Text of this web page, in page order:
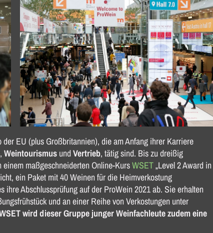
EU (plus Großbritannien), die am Anfang ihrer Karriere
, Weintourismus und Vertrieb, tätig sind. Bis zu dreißig
maßgeschneiderten Online-KursWSET„Level 2 Award in
ein Paket mit 40 Weinen für die Heimverkostung
Abschlussprüfung auf der ProWein 2021 ab. Sie erhalten
und an einer Reihe von Verkostungen unter
wird dieser Gruppe junger Weinfachleute zudem eine